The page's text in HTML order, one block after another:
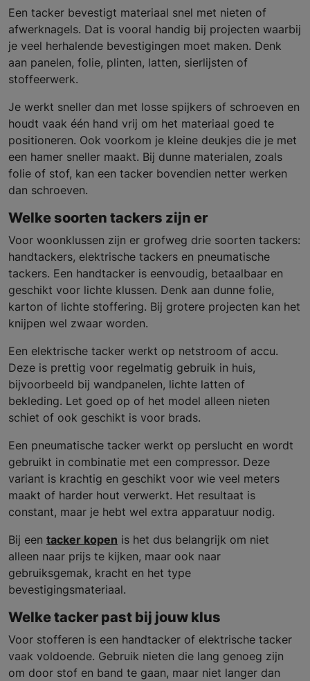
Een tacker bevestigt materiaal snel met nieten of
afwerknagels. Dat is vooral handig bij projecten waarbij
je veel herhalende bevestigingen moet maken. Denk
aan panelen, folie, plinten, latten, sierlijsten of
stoffeerwerk.
Je werkt sneller dan met losse spijkers of schroeven en
houdt vaak één hand vrij om het materiaal goed te
positioneren. Ook voorkom je kleine deukjes die je met
een hamer sneller maakt. Bij dunne materialen, zoals
folie of stof, kan een tacker bovendien netter werken
dan schroeven.
Welke soorten tackers zijn er
Voor woonklussen zijn er grofweg drie soorten tackers:
handtackers, elektrische tackers en pneumatische
tackers. Een handtacker is eenvoudig, betaalbaar en
geschikt voor lichte klussen. Denk aan dunne folie,
karton of lichte stoffering. Bij grotere projecten kan het
knijpen wel zwaar worden.
Een elektrische tacker werkt op netstroom of accu.
Deze is prettig voor regelmatig gebruik in huis,
bijvoorbeeld bij wandpanelen, lichte latten of
bekleding. Let goed op of het model alleen nieten
schiet of ook geschikt is voor brads.
Een pneumatische tacker werkt op perslucht en wordt
gebruikt in combinatie met een compressor. Deze
variant is krachtig en geschikt voor wie veel meters
maakt of harder hout verwerkt. Het resultaat is
constant, maar je hebt wel extra apparatuur nodig.
Bij een tacker kopen is het dus belangrijk om niet
alleen naar prijs te kijken, maar ook naar
gebruiksgemak, kracht en het type
bevestigingsmateriaal.
Welke tacker past bij jouw klus
Voor stofferen is een handtacker of elektrische tacker
vaak voldoende. Gebruik nieten die lang genoeg zijn
om door stof en band te gaan, maar niet langer dan